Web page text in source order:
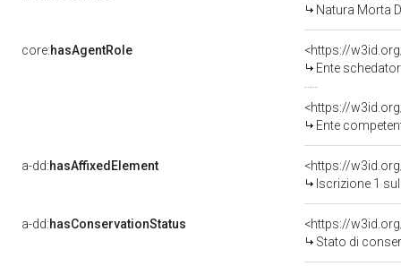
Natura Morta
core:hasAgentRole
<https://
Ente schedatore
<https://
Ente
a-dd:hasAffixedElement
<https://
Iscrizione 1
a-dd:hasConservationStatus
<https://
Stato di